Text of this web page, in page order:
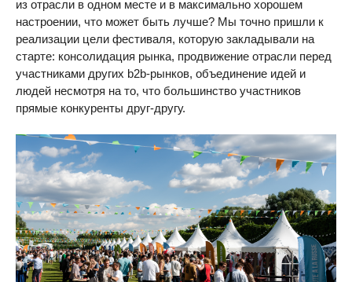
из отрасли в одном месте и в максимально хорошем
настроении, что может быть лучше? Мы точно пришли к
реализации цели фестиваля, которую закладывали на
старте: консолидация рынка, продвижение отрасли перед
участниками других b2b-рынков, объединение идей и
людей несмотря на то, что большинство участников
прямые конкуренты друг-другу.